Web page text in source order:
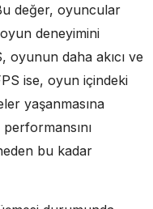
değer, oyuncular
deneyimini
oyunun daha akıcı ve
ise, oyun içindeki
yaşanmasına
bu kadar